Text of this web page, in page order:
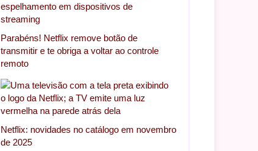
Parabéns! Netflix remove botão de
transmitir e te obriga a voltar ao controle
remoto
Netflix: novidades no catálogo em novembro
de 2025